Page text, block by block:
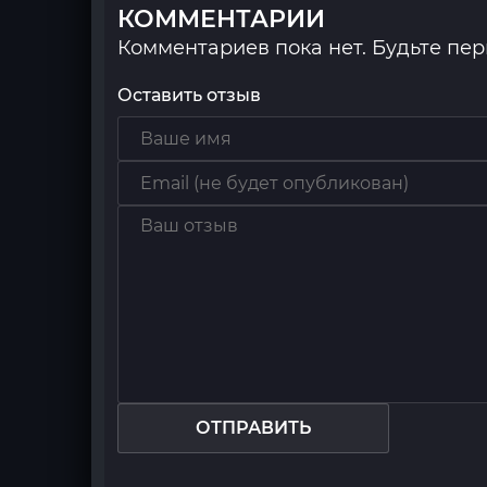
КОММЕНТАРИИ
Комментариев пока нет. Будьте
Оставить отзыв
ОТПРАВИТЬ